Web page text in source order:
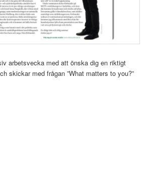
arbetsvecka med att önska dig en riktigt
skickar med frågan ”What matters to you?”